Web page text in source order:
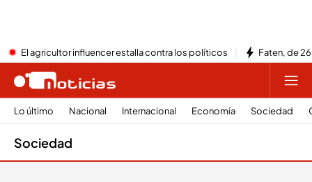
El agricultor influencer estalla contra los políticos Faten, de
Lo último Nacional Internacional Economía Sociedad
Sociedad